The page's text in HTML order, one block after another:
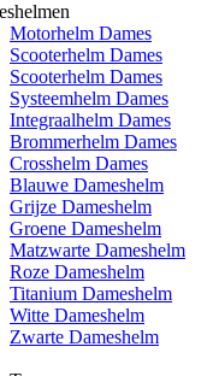
Motorhelm Dames
Scooterhelm Dames
Scooterhelm Dames
Systeemhelm Dames
Integraalhelm Dames
Brommerhelm Dames
Crosshelm Dames
Blauwe Dameshelm
Grijze Dameshelm
Groene Dameshelm
Matzwarte Dameshelm
Roze Dameshelm
Titanium Dameshelm
Witte Dameshelm
Zwarte Dameshelm